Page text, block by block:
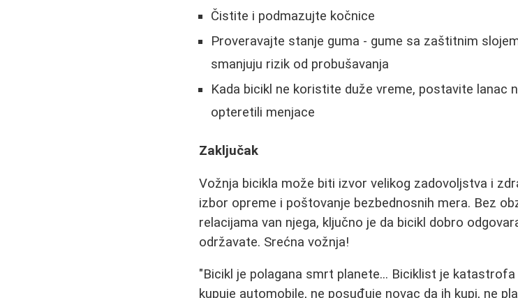
Čistite i podmazujte kočnice
Proveravajte stanje guma - gume sa zaštitnim
smanjuju rizik od probušavanja
Kada bicikl ne koristite duže vreme, postavite lanac
opteretili menjace
Zaključak
Vožnja bicikla može biti izvor velikog zadovoljstva i
izbor opreme i poštovanje bezbednosnih mera. Bez
relacijama van njega, ključno je da bicikl dobro
održavate. Srećna vožnja!
"Bicikl je polagana smrt planete... Biciklist je
kupuje automobile, ne posuđuje novac da ih kupi, ne